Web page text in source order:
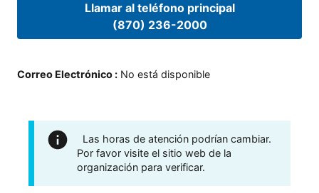
Llamar al teléfono principal
(870) 236-2000
Correo Electrónico : No está disponible
Las horas de atención podrían cambiar.
Por favor visite el sitio web de la
organización para verificar.